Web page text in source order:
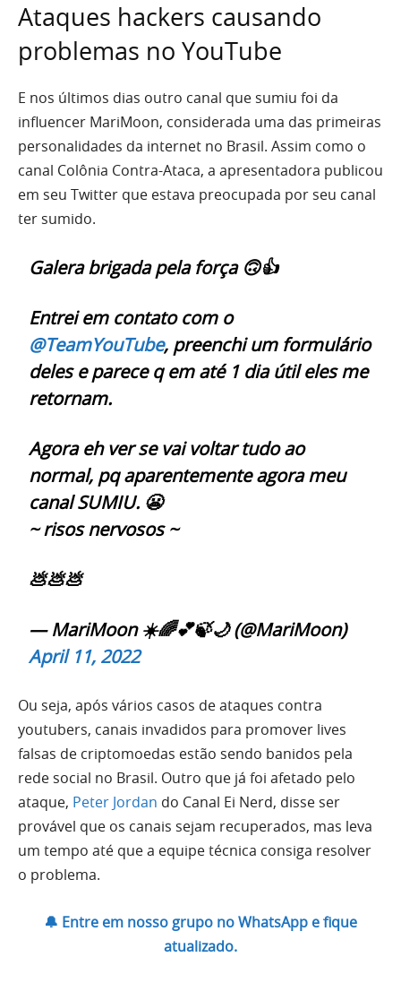
Ataques hackers causando
problemas no YouTube
E nos últimos dias outro canal que sumiu foi da
influencer MariMoon, considerada uma das primeiras
personalidades da internet no Brasil. Assim como o
canal Colônia Contra-Ataca, a apresentadora publicou
em seu Twitter que estava preocupada por seu canal
ter sumido.
Galera brigada pela força 🙃👍
Entrei em contato com o
@TeamYouTube, preenchi um formulário
deles e parece q em até 1 dia útil eles me
retornam.
Agora eh ver se vai voltar tudo ao
normal, pq aparentemente agora meu
canal SUMIU. 😬
~ risos nervosos ~
💩💩💩
— MariMoon ☀️🌈💕🍃🌙 (@MariMoon)
April 11, 2022
Ou seja, após vários casos de ataques contra
youtubers, canais invadidos para promover lives
falsas de criptomoedas estão sendo banidos pela
rede social no Brasil. Outro que já foi afetado pelo
ataque, Peter Jordan do Canal Ei Nerd, disse ser
provável que os canais sejam recuperados, mas leva
um tempo até que a equipe técnica consiga resolver
o problema.
🔔 Entre em nosso grupo no WhatsApp e fique
atualizado.